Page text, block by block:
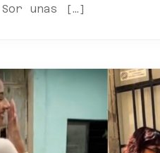
unas […]